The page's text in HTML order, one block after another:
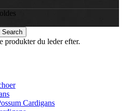
Search
produkter du leder efter.
Cardigans